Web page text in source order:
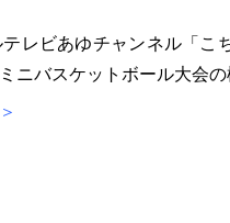
レビあゆチャンネル「
ニバスケットボール大会の